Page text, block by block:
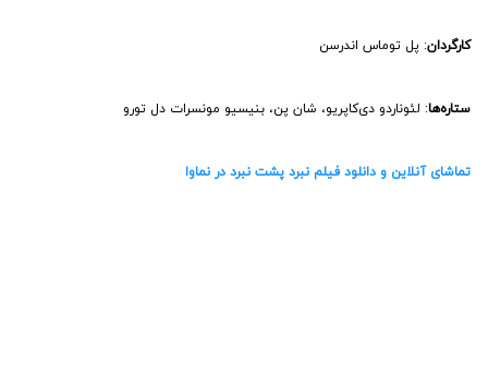
کارگردان: پل توماس اندرسن
ستاره‌ها: لئوناردو دی‌کاپریو، شان پن، بنیسیو مونسرات دل تورو
تماشای آنلاین و دانلود فیلم نبرد پشت نبرد در نماوا